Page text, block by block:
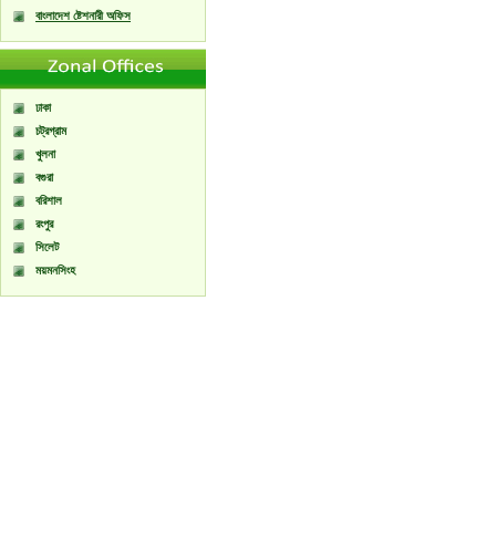
বাংলাদেশ ষ্টেশনারী অফিস
ঢাকা
চট্রগ্রাম
খুলনা
বগুরা
বরিশাল
রংপুর
সিলেট
ময়মনসিংহ